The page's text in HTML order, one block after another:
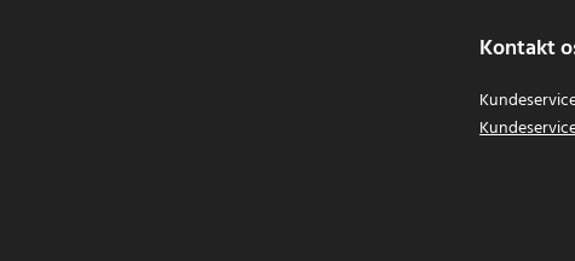
Kontakt